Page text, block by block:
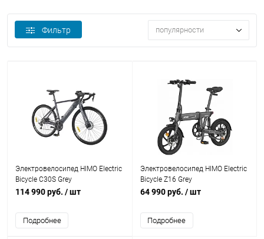
Фильтр популярности
Электровелосипед HIMO Electric
Bicycle C30S Grey
114 990 руб. / шт
Подробнее
Электровелосипед HIMO Electric
Bicycle Z16 Grey
64 990 руб. / шт
Подробнее